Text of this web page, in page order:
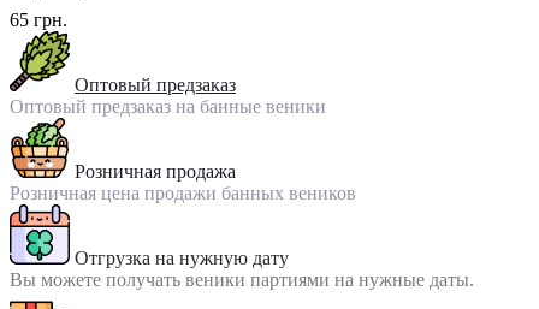
65 грн.
Оптовый предзаказ
Оптовый предзаказ на банные веники
Розничная продажа
Розничная цена продажи банных веников
Отгрузка на нужную дату
Вы можете получать веники партиями на нужные даты.